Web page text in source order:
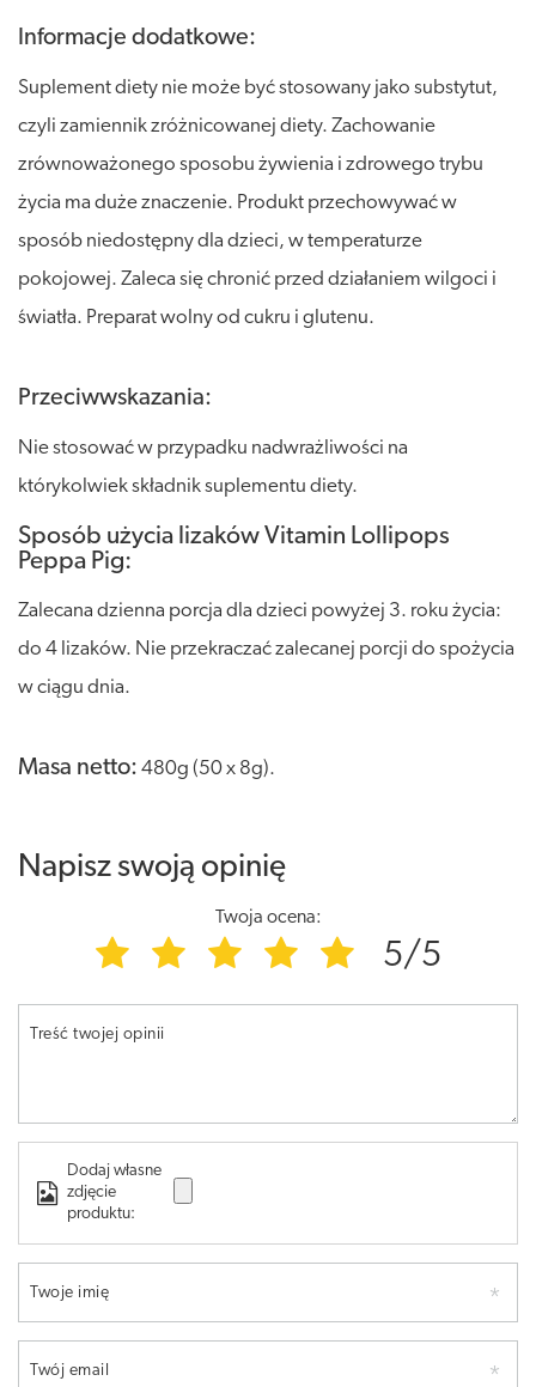
Informacje dodatkowe:
Suplement diety nie może być stosowany jako substytut,
czyli zamiennik zróżnicowanej diety. Zachowanie
zrównoważonego sposobu żywienia i zdrowego trybu
życia ma duże znaczenie. Produkt przechowywać w
sposób niedostępny dla dzieci, w temperaturze
pokojowej. Zaleca się chronić przed działaniem wilgoci i
światła. Preparat wolny od cukru i glutenu.
Przeciwwskazania:
Nie stosować w przypadku nadwrażliwości na
którykolwiek składnik suplementu diety.
Sposób użycia lizaków Vitamin Lollipops
Peppa Pig:
Zalecana dzienna porcja dla dzieci powyżej 3. roku życia:
do 4 lizaków. Nie przekraczać zalecanej porcji do spożycia
w ciągu dnia.
Masa netto: 480g (50 x 8g).
Napisz swoją opinię
Twoja ocena:
5/5
Treść twojej opinii
Dodaj własne
zdjęcie
produktu:
Twoje imię
Twój email